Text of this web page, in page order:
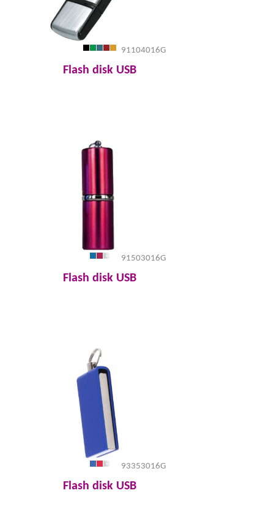
91104016G
Flash disk USB
91503016G
Flash disk USB
93353016G
Flash disk USB